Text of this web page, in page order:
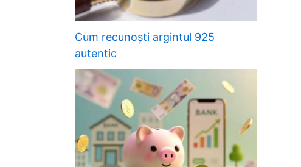
Cum recunoști argintul 925
autentic